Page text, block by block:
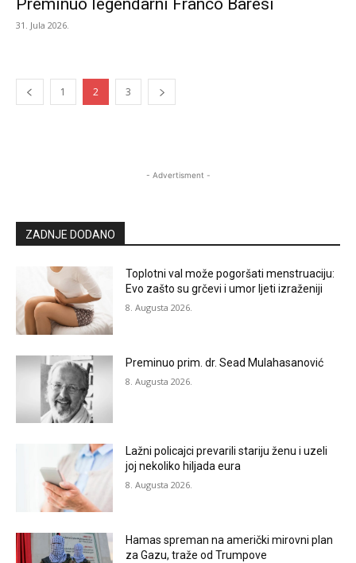
Preminuo legendarni Franco Baresi
31. Jula 2026.
1 2 3
- Advertisment -
ZADNJE DODANO
Toplotni val može pogoršati menstruaciju:
Evo zašto su grčevi i umor ljeti izraženiji
8. Augusta 2026.
Preminuo prim. dr. Sead Mulahasanović
8. Augusta 2026.
Lažni policajci prevarili stariju ženu i uzeli
joj nekoliko hiljada eura
8. Augusta 2026.
Hamas spreman na američki mirovni plan
za Gazu, traže od Trumpove